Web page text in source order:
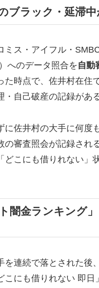
ブラック・延滞
ミス・アイフル・
へのデータ照合を 自動
た時点で、佐井村在住
・自己破産の記録があ
に佐井村の大手に何度
の審査照会が記録され
どこにも借りれない」
ト闇金ランキング
を連続で落とされた後
こにも借りれない 即